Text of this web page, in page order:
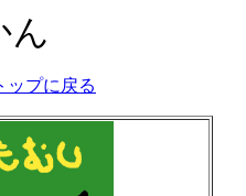
ん
ップに戻る